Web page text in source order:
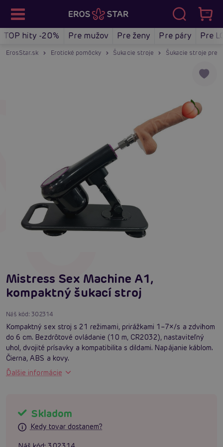
TOP hity -20% Pre mužov Pre ženy Pre páry Pre
ErosStar.sk Erotické pomôcky Šukacie stroje Šukacie stroje pre
Mistress Sex Machine A1,
kompaktný šukací stroj
Náš kód:302314
Kompaktný sex stroj s 21 režimami, prirážkami 1–7×/s a zdvihom
do 6 cm. Bezdrôtové ovládanie (10 m, CR2032), nastaviteľný
uhol, dvojité prísavky a kompatibilita s dildami. Napájanie káblom.
Čierna, ABS a kovy.
Ďalšie informácie
Skladom
Kedy tovar dostanem?